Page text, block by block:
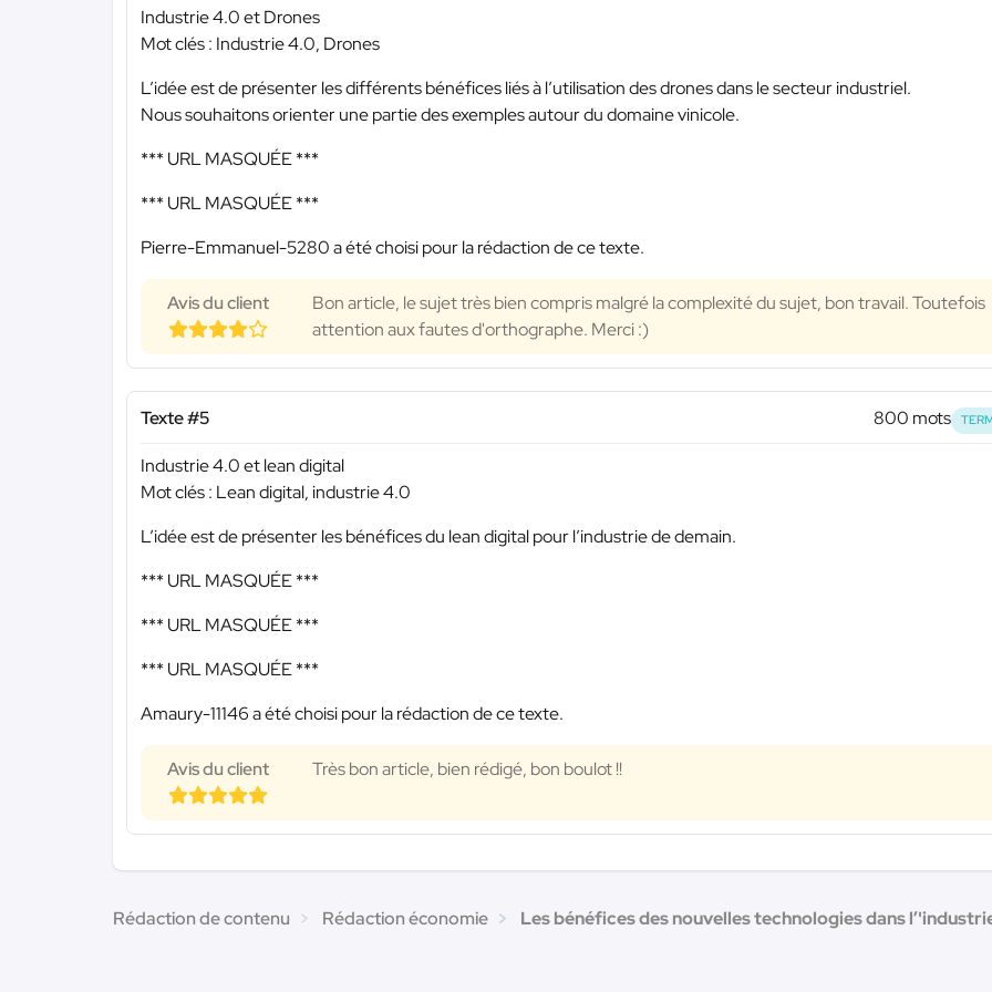
Industrie 4.0 et Drones
Mot clés : Industrie 4.0, Drones
L’idée est de présenter les différents bénéfices liés à l’utilisation des drones dans le secteur industriel.
Nous souhaitons orienter une partie des exemples autour du domaine vinicole.
*** URL MASQUÉE ***
*** URL MASQUÉE ***
Pierre-Emmanuel-5280 a été choisi pour la rédaction de ce texte.
Avis du client
Bon article, le sujet très bien compris malgré la complexité du sujet, bon travail. Toutefois
attention aux fautes d'orthographe. Merci :)
Texte #5 800 mots
Industrie 4.0 et lean digital
Mot clés : Lean digital, industrie 4.0
L’idée est de présenter les bénéfices du lean digital pour l’industrie de demain.
*** URL MASQUÉE ***
*** URL MASQUÉE ***
*** URL MASQUÉE ***
Amaury-11146 a été choisi pour la rédaction de ce texte.
Avis du client Très bon article, bien rédigé, bon boulot !!
Rédaction de contenu Rédaction économie Les bénéfices des nouvelles technologies dans